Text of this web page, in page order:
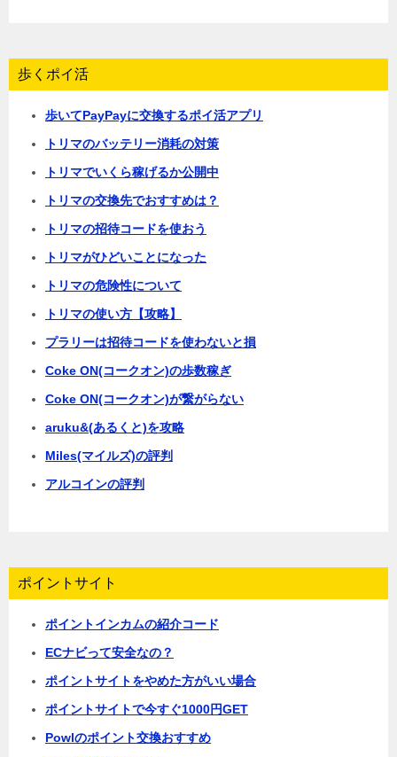
歩くポイ活
歩いてPayPayに交換するポイ活アプリ
トリマのバッテリー消耗の対策
トリマでいくら稼げるか公開中
トリマの交換先でおすすめは？
トリマの招待コードを使おう
トリマがひどいことになった
トリマの危険性について
トリマの使い方【攻略】
プラリーは招待コードを使わないと損
Coke ON(コークオン)の歩数稼ぎ
Coke ON(コークオン)が繋がらない
aruku&(あるくと)を攻略
Miles(マイルズ)の評判
アルコインの評判
ポイントサイト
ポイントインカムの紹介コード
ECナビって安全なの？
ポイントサイトをやめた方がいい場合
ポイントサイトで今すぐ1000円GET
Powlのポイント交換おすすめ